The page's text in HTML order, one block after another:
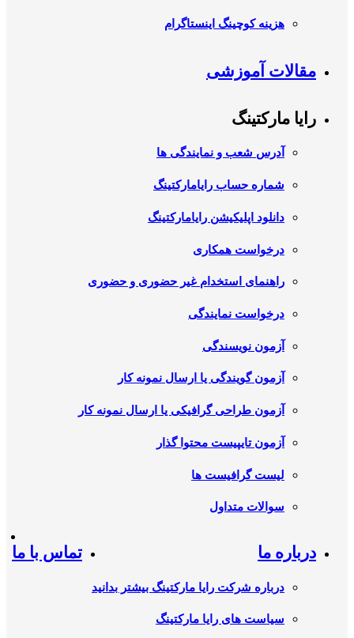
هزینه کوچینگ اینستاگرام
مقالات آموزشی
رایا مارکتینگ
آدرس شعب و نمایندگی ها
شماره حساب رایامارکتینگ
دانلود اپلیکیشن رایامارکتینگ
درخواست همکاری
راهنمای استخدام غیر حضوری و حضوری
درخواست نمایندگی
آزمون نویسندگی
آزمون گویندگی یا ارسال نمونه کار
آزمون طراحی گرافیکی یا ارسال نمونه کار
آزمون تایپیست محتوا گذار
لیست گرافیست ها
سوالات متداول
درباره ما
درباره شرکت رایا مارکتینگ بیشتر بدانید
سیاست های رایا مارکتینگ
تماس با ما